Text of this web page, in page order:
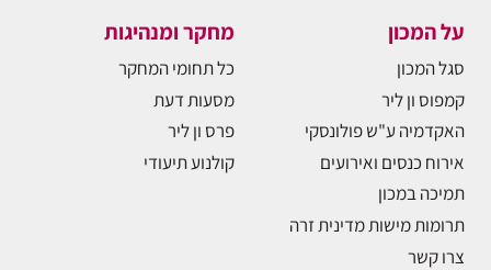
על המכון
סגל המכון
קמפוס ון ליר
האקדמיה ע"ש פולונסקי
אירוח כנסים ואירועים
תמיכה במכון
תרומות מישות מדינית זרה
צרו קשר
מחקר ומנהיגות
כל תחומי המחקר
מסעות דעת
פרס ון ליר
קולנוע תיעודי